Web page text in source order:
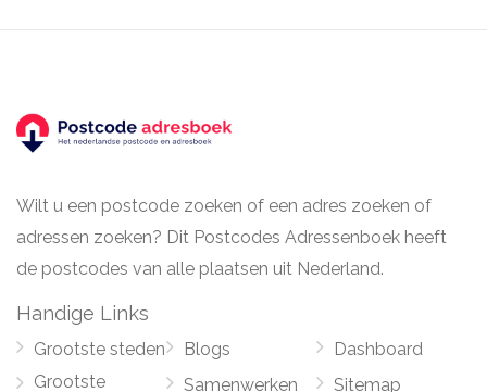
Wilt u een postcode zoeken of een adres zoeken of
adressen zoeken? Dit Postcodes Adressenboek heeft
de postcodes van alle plaatsen uit Nederland.
Handige Links
Grootste steden
Grootste
Blogs
Samenwerken
Dashboard
Sitemap